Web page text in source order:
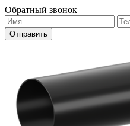
Обратный звонок